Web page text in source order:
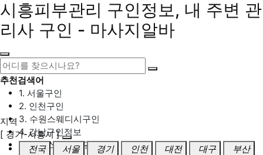
시흥피부관리 구인정보, 내 주변 관
리사 구인 - 마사지알바
추천검색어
1. 서울구인
2. 인천구인
3. 수원스웨디시구인
4. 강남구인정보
5. 동탄스웨디시구인
지역
[ 경기-시흥시 ]
전국
서울 경기 인천 대전 대구
부산